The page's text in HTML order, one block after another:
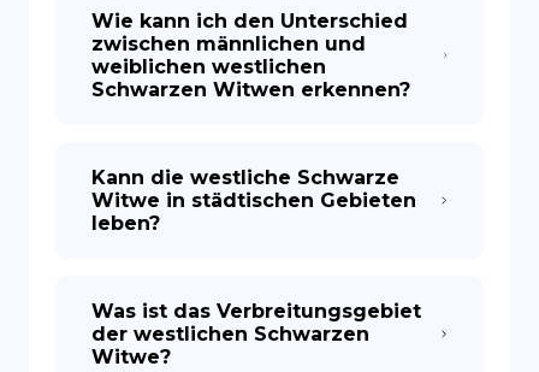
Wie kann ich den Unterschied
zwischen männlichen und
weiblichen westlichen
Schwarzen Witwen erkennen?
Kann die westliche Schwarze
Witwe in städtischen Gebieten
leben?
Was ist das Verbreitungsgebiet
der westlichen Schwarzen
Witwe?